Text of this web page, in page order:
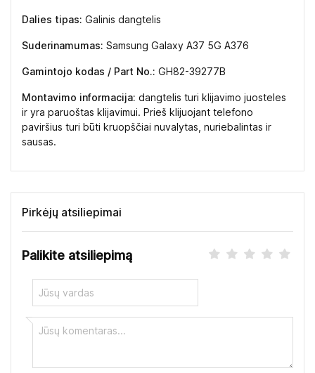
Dalies tipas: Galinis dangtelis
Suderinamumas: Samsung Galaxy A37 5G A376
Gamintojo kodas / Part No.: GH82-39277B
Montavimo informacija: dangtelis turi klijavimo juosteles
ir yra paruoštas klijavimui. Prieš klijuojant telefono
paviršius turi būti kruopščiai nuvalytas, nuriebalintas ir
sausas.
Pirkėjų atsiliepimai
Palikite atsiliepimą